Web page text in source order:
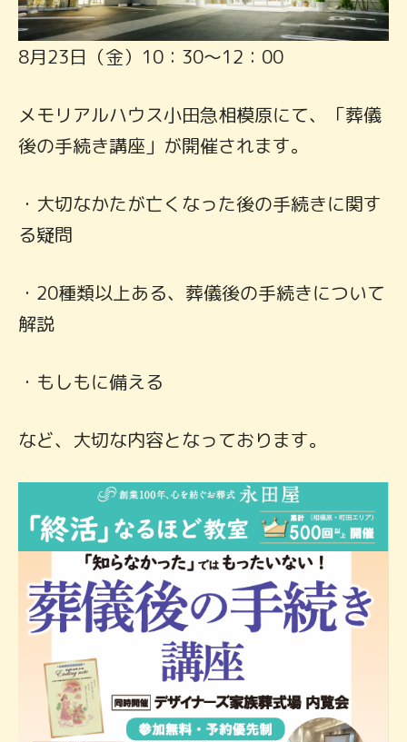
8月23日（金）10：30～12：00
メモリアルハウス小田急相模原にて、「葬儀
後の手続き講座」が開催されます。
・大切なかたが亡くなった後の手続きに関す
る疑問
・20種類以上ある、葬儀後の手続きについて
解説
・もしもに備える
など、大切な内容となっております。